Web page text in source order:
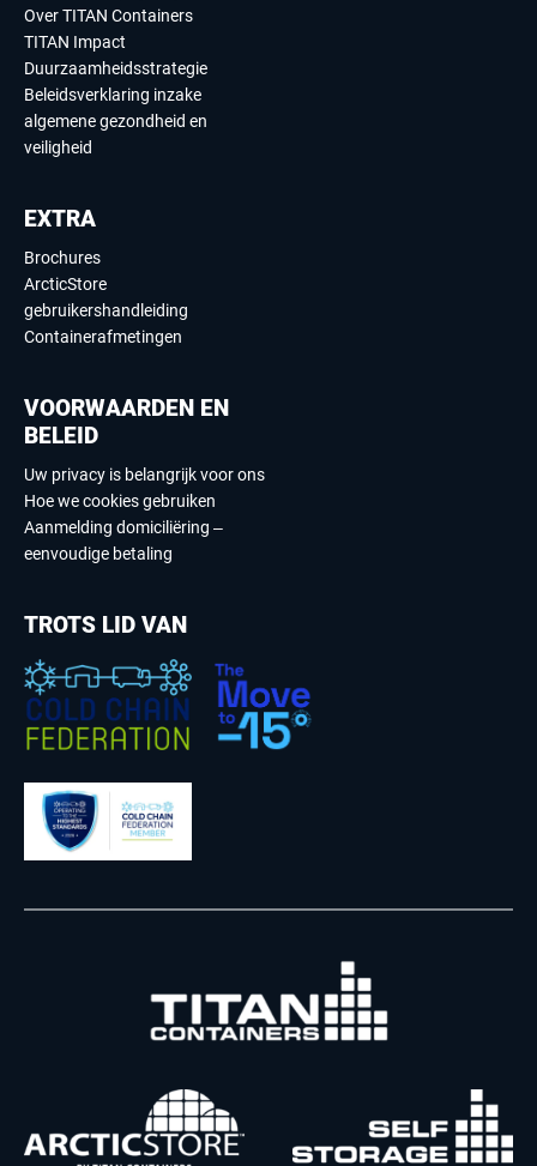
Over TITAN Containers
TITAN Impact
Duurzaamheidsstrategie
Beleidsverklaring inzake
algemene gezondheid en
veiligheid
EXTRA
Brochures
ArcticStore
gebruikershandleiding
Containerafmetingen
VOORWAARDEN EN
BELEID
Uw privacy is belangrijk voor ons
Hoe we cookies gebruiken
Aanmelding domiciliëring –
eenvoudige betaling
TROTS LID VAN